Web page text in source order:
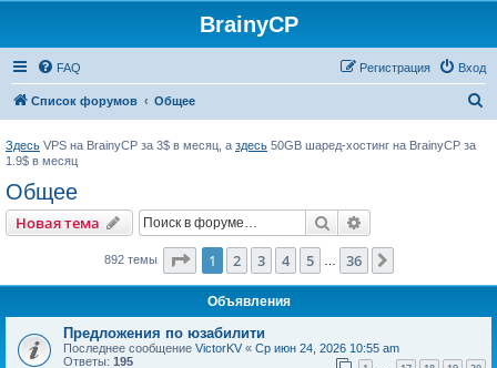
BrainyCP
FAQ Вход
Регистрация
Список форумов Общее
Здесь VPS на BrainyCP за 3$ в месяц, а здесь 50GB шаред-хостинг на BrainyCP за
1.9$ в месяц
Общее
Новая тема Поиск
892 темы Страница из 36
1 2 3 4 5 36
Объявления
Предложения по юзабилити
Последнее сообщение VictorKV « Ср июн 24, 2026 10:55 am
Ответы: 195